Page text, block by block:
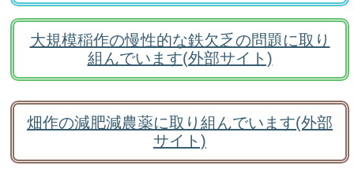
大規模稲作の慢性的な鉄欠乏の問題に取り
組んでいます(外部サイト)
畑作の減肥減農薬に取り組んでいます(外部
サイト)